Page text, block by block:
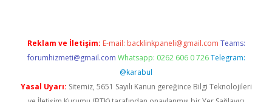
Reklam ve İletişim: E-mail: backlinkpaneli@gmail.com Teams:
forumhizmeti@gmail.com Whatsapp: 0262 606 0 726 Telegram:
@karabul
Yasal Uyarı: Sitemiz, 5651 Sayılı Kanun gereğince Bilgi Teknolojileri